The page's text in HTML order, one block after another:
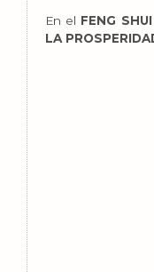
En el FENG SHUI
LA